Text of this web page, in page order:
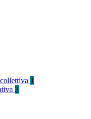
1
3